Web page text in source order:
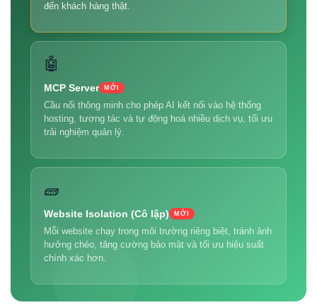
đến khách hàng thật.
🤖
MCP Server MỚI
Cầu nối thông minh cho phép AI kết nối vào hệ thống
hosting, tương tác và tự động hoá nhiều dịch vụ, tối ưu
trải nghiệm quản lý.
🧱
Website Isolation (Cô lập) MỚI
Mỗi website chạy trong môi trường riêng biệt, tránh ảnh
hưởng chéo, tăng cường bảo mật và tối ưu hiệu suất
chính xác hơn.